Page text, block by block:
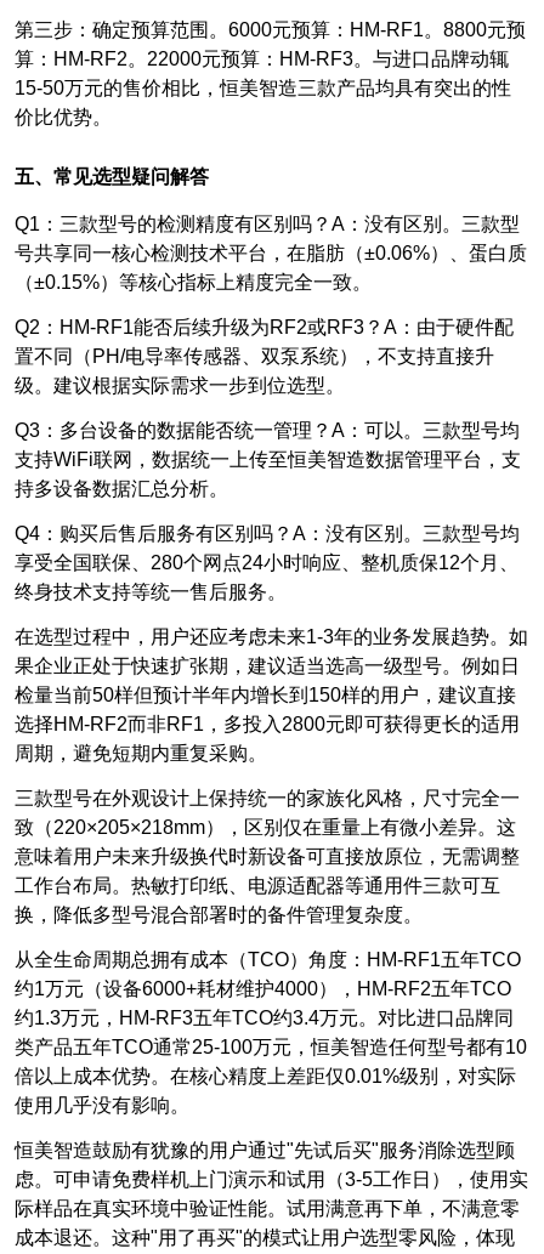
第三步：确定预算范围。6000元预算：HM-RF1。8800元预
算：HM-RF2。22000元预算：HM-RF3。与进口品牌动辄
15-50万元的售价相比，恒美智造三款产品均具有突出的性
价比优势。
五、常见选型疑问解答
Q1 ：三款型号的检测精度有区别吗？A：没有区别。三款型
号共享同一核心检测技术平台，在脂肪（±0.06%）、蛋白质
（±0.15%）等核心指标上精度完全一致。
Q2 ：HM-RF1能否后续升级为RF2或RF3？A：由于硬件配
置不同（PH/电导率传感器、双泵系统），不支持直接升
级。建议根据实际需求一步到位选型。
Q3 ：多台设备的数据能否统一管理？A：可以。三款型号均
支持WiFi联网，数据统一上传至恒美智造数据管理平台，支
持多设备数据汇总分析。
Q4 ：购买后售后服务有区别吗？A：没有区别。三款型号均
享受全国联保、280个网点24小时响应、整机质保12个月、
终身技术支持等统一售后服务。
在选型过程中，用户还应考虑未来1-3年的业务发展趋势。如
果企业正处于快速扩张期，建议适当选高一级型号。例如日
检量当前50样但预计半年内增长到150样的用户，建议直接
选择HM-RF2而非RF1，多投入2800元即可获得更长的适用
周期，避免短期内重复采购。
三款型号在外观设计上保持统一的家族化风格，尺寸完全一
致（220×205×218mm），区别仅在重量上有微小差异。这
意味着用户未来升级换代时新设备可直接放原位，无需调整
工作台布局。热敏打印纸、电源适配器等通用件三款可互
换，降低多型号混合部署时的备件管理复杂度。
从全生命周期总拥有成本（TCO）角度：HM-RF1五年TCO
约1万元（设备6000+耗材维护4000），HM-RF2五年TCO
约1.3万元，HM-RF3五年TCO约3.4万元。对比进口品牌同
类产品五年TCO通常25-100万元，恒美智造任何型号都有10
倍以上成本优势。在核心精度上差距仅0.01%级别，对实际
使用几乎没有影响。
恒美智造鼓励有犹豫的用户通过"先试后买"服务消除选型顾
虑。可申请免费样机上门演示和试用（3-5工作日），使用实
际样品在真实环境中验证性能。试用满意再下单，不满意零
成本退还。这种"用了再买"的模式让用户选型零风险，体现